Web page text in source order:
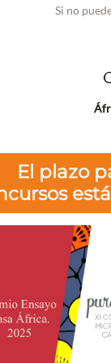
Si no
El plazo